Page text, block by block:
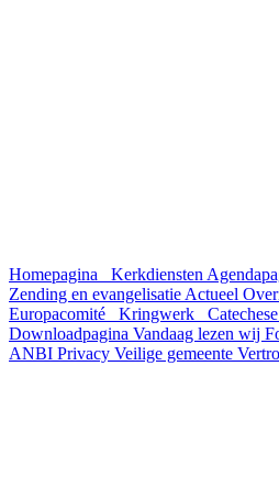
Homepagina Kerkdiensten
Zending en evangelisatie Actueel
Europacomité
Kringwerk
Downloadpagina Vandaag lezen wij
ANBI Privacy Veilige gemeente